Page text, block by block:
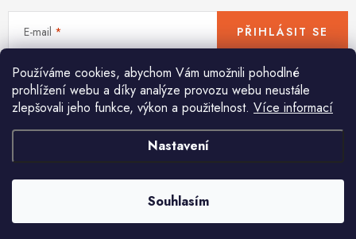
Používáme cookies, abychom Vám umožnili pohodlné
prohlížení webu a díky analýze provozu webu neustále
zlepšovali jeho funkce, výkon a použitelnost. Více informací
Nastavení
Souhlasím
World Cleanup Day
Akční ceny
Půjčovna Kontaktuje nás
Obchodní podmínky
Vrácení a reklamace
Podmínky ochrany osobních údajů
Obchodní podmínky pro podnikatele
Způsob doručení a platby
Zásady používání cookies
E-mail
Vložením e-mailu souhlasíte spodmínkami ochrany osobních údajů
PŘIHLÁSIT SE
Pomůžeme vám s výběrem
Potřebujete s něčím poradit? Jsme tu pro vás!
info@huka.cz